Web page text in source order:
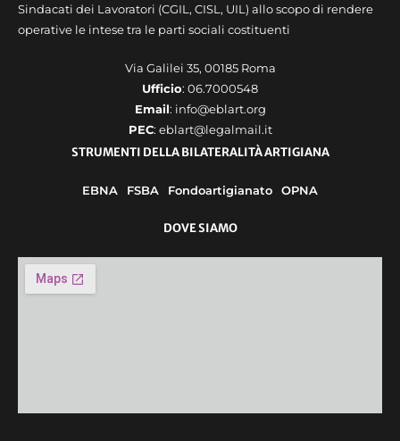
Sindacati dei Lavoratori (CGIL, CISL, UIL) allo scopo di rendere
operative le intese tra le parti sociali costituenti
Via Galilei 35, 00185 Roma
Ufficio: 06.7000548
Email: info@eblart.org
PEC: eblart@legalmail.it
STRUMENTI DELLA BILATERALITÀ ARTIGIANA
EBNA FSBA Fondoartigianato OPNA
DOVE SIAMO